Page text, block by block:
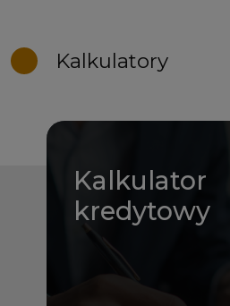
Kalkulatory
Kalkulator
kredytowy